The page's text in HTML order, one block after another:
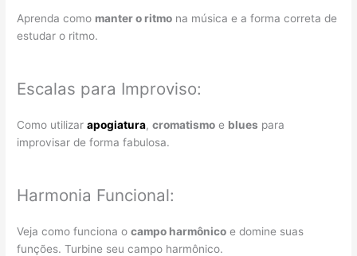
Aprenda como manter o ritmo na música e a forma correta de
estudar o ritmo.
Escalas para Improviso:
Como utilizarapogiatura,cromatismo e blues para
improvisar de forma fabulosa.
Harmonia Funcional:
Veja como funciona ocampo harmônico e domine suas
funções. Turbine seu campo harmônico.